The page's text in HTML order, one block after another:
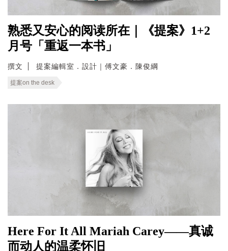
熟悉又安心的阅读所在｜《提案》1+2
月号「重返一本书」
撰文 提案編輯室．設計｜傅文豪．陳俊綱
提案on the desk
Here For It All Mariah Carey——真诚
而动人的温柔怀旧